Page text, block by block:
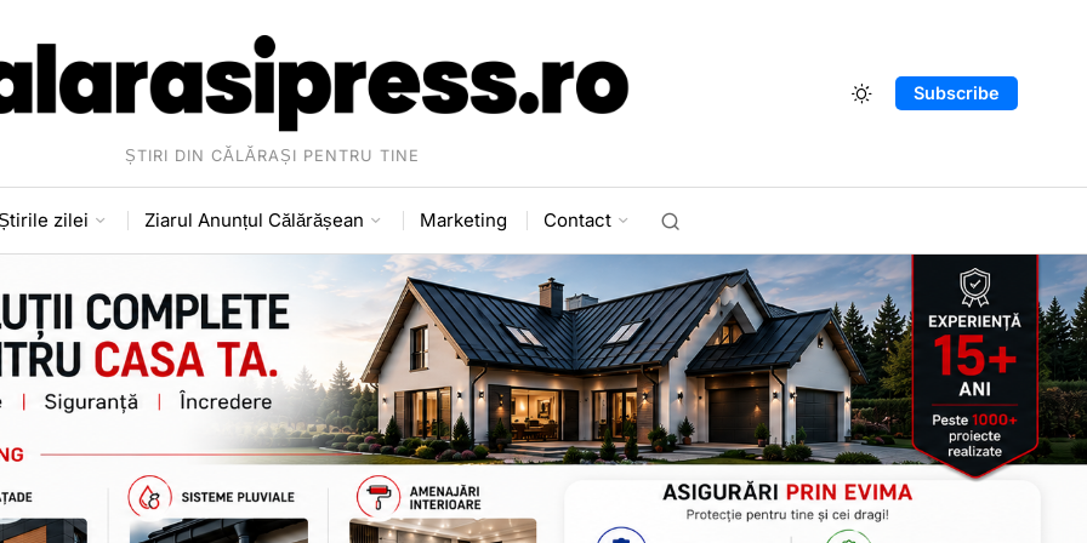
ȘTIRI DIN CĂLĂRAȘI PENTRU TINE
Subscribe
zilei Ziarul Anunțul Călărășean Marketing Contact